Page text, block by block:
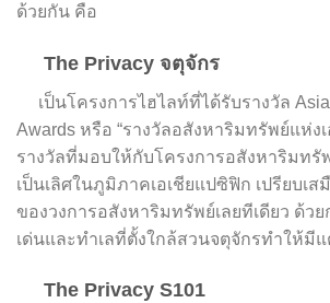
ด้วยกัน คือ
The Privacy จตุจักร
เป็นโครงการไฮไลท์ที่ได้รับรางวัล Asia
Awards หรือ “รางวัลอสังหาริมทรัพย์แห่ง
รางวัลที่มอบให้กับโครงการอสังหาริมทรั
เป็นเลิศในภูมิภาคเอเชียแปซิฟิก เปรียบเ
ของวงการอสังหาริมทรัพย์เลยทีเดียว ด้ว
เด่นและทำเลที่ตั้งใกล้สวนจตุจักรทำให้มี
The Privacy S101